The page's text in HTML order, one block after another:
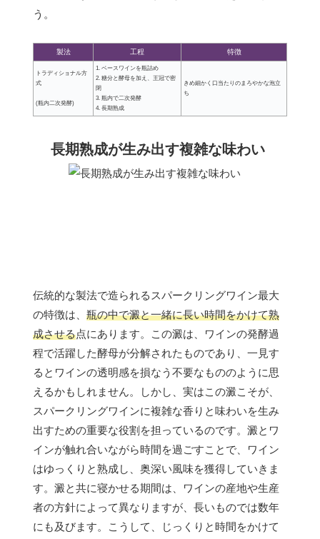
う。
製法 工程 特徴
トラディショナル方
式
(瓶内二次発酵)
1. ベースワインを瓶詰め
2. 糖分と酵母を加え、王冠で密
閉
3. 瓶内で二次発酵
4. 長期熟成
きめ細かく口当たりのまろやかな泡立
ち
長期熟成が生み出す複雑な味わい
伝統的な製法で造られるスパークリングワイン最大
の特徴は、 瓶の中で澱と一緒に長い時間をかけて熟
成させる点にあります。この澱は、ワインの発酵過
程で活躍した酵母が分解されたものであり、一見す
るとワインの透明感を損なう不要なもののように思
えるかもしれません。しかし、実はこの澱こそが、
スパークリングワインに複雑な香りと味わいを生み
出すための重要な役割を担っているのです。澱とワ
インが触れ合いながら時間を過ごすことで、ワイン
はゆっくりと熟成し、奥深い風味を獲得していきま
す。澱と共に寝かせる期間は、ワインの産地や生産
者の方針によって異なりますが、長いものでは数年
にも及びます。こうして、じっくりと時間をかけて